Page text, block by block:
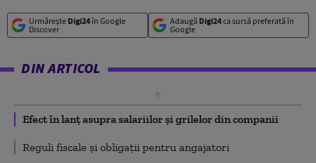
Urmărește Digi24în Google
Discover
Adaugă Digi24ca sursă preferată în
Google
DIN ARTICOL
Efect în lanț asupra salariilor și grilelor din companii
Reguli fiscale și obligații pentru angajatori